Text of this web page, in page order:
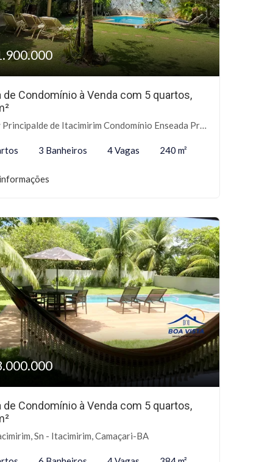
de Condomínio à Venda com 5 quartos,
de Itacimirim Condomínio Enseada Praia da Espera, Sn - Itacimirim, Camaçari-BA
3 Banheiros 4 Vagas 240 m²
de Condomínio à Venda com 5 quartos,
Sn - Itacimirim, Camaçari-BA